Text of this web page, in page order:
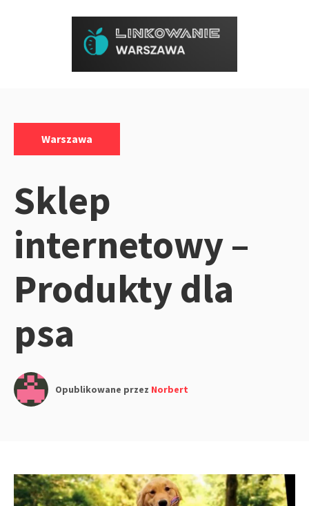
Warszawa
Sklep
internetowy –
Produkty dla
psa
Opublikowane przez Norbert